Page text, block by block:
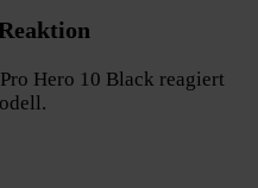
Hero 10 Black reagiert